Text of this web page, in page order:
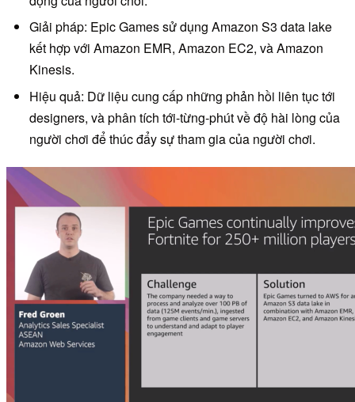
Giải pháp: Epic Games sử dụng Amazon S3 data lake
kết hợp với Amazon EMR, Amazon EC2, và Amazon
Kinesis.
Hiệu quả: Dữ liệu cung cấp những phản hồi liên tục tới
designers, và phân tích tới-từng-phút về độ hài lòng của
người chơi để thúc đẩy sự tham gia của người chơi.